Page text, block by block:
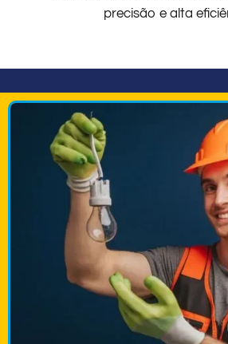
precisão e alta